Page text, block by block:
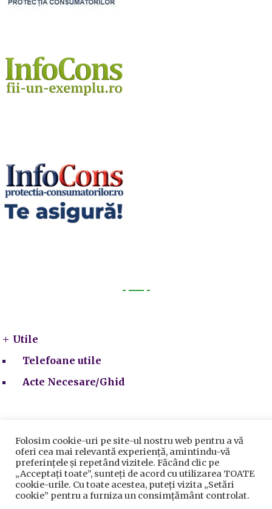
Utile
Telefoane utile
Acte Necesare/Ghid
Prelucrarea datelor cu caracter personal|Politica de
utilizare cookie-uri
Primăria Sectorului 5 București©️2021. Toate drepturile
Folosim cookie-uri pe site-ul nostru web pentru a vă
oferi cea mai relevantă experiență, amintindu-vă
preferințele și repetând vizitele. Făcând clic pe
„Acceptați toate”, sunteți de acord cu utilizarea TOATE
cookie-urile. Cu toate acestea, puteți vizita „Setări
cookie” pentru a furniza un consimțământ controlat.